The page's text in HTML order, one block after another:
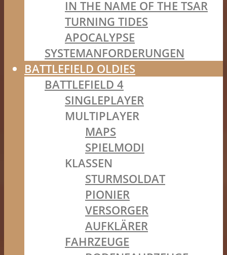
IN THE NAME OF THE TSAR
TURNING TIDES
APOCALYPSE
SYSTEMANFORDERUNGEN
BATTLEFIELD OLDIES
BATTLEFIELD 4
SINGLEPLAYER
MULTIPLAYER
MAPS
SPIELMODI
KLASSEN
STURMSOLDAT
PIONIER
VERSORGER
AUFKLÄRER
FAHRZEUGE